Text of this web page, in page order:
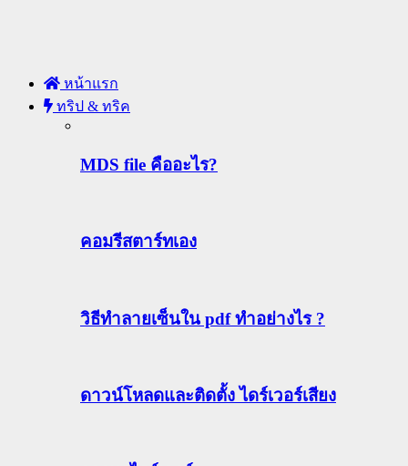
หน้าแรก
ทริป & ทริค
MDS file คืออะไร?
คอมรีสตาร์ทเอง
วิธีทําลายเซ็นใน pdf ทำอย่างไร ?
ดาวน์โหลดและติดตั้ง ไดร์เวอร์เสียง